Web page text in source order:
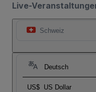
Live-
Schweiz
Deutsch
US$ US Dollar